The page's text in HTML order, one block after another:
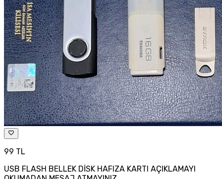
99 TL
USB FLASH BELLEK DİSK HAFIZA KARTI AÇIKLAMAYI